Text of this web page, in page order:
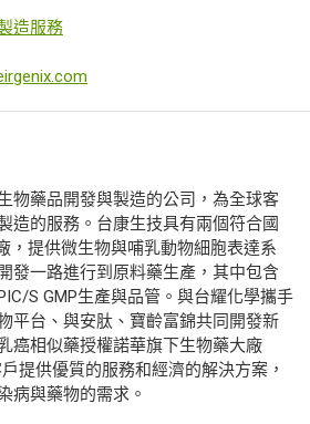
造服務
物藥品開發與製造的公司，為全球客
造的服務。台康生技具有兩個符合國
，提供微生物與哺乳動物細胞表達系
發一路進行到原料藥生產，其中包含
S GMP生產與品管。與台耀化學攜手
平台、與安肽、寶齡富錦共同開發新
癌相似藥授權諾華旗下生物藥大廠
提供優質的服務和經濟的解決方案，
病與藥物的需求。